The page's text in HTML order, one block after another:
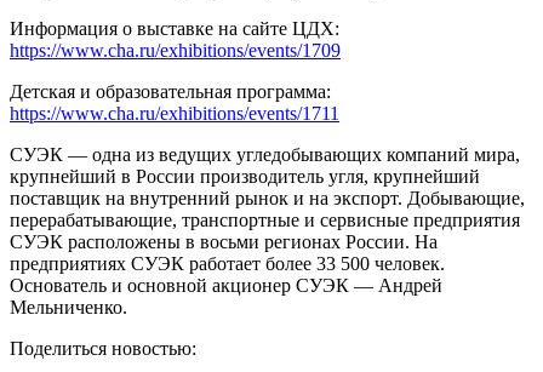
Информация о выставке на сайте ЦДХ:
https://www.cha.ru/exhibitions/events/1709
Детская и образовательная программа:
https://www.cha.ru/exhibitions/events/1711
СУЭК — одна из ведущих угледобывающих компаний мира,
крупнейший в России производитель угля, крупнейший
поставщик на внутренний рынок и на экспорт. Добывающие,
перерабатывающие, транспортные и сервисные предприятия
СУЭК расположены в восьми регионах России. На
предприятиях СУЭК работает более 33 500 человек.
Основатель и основной акционер СУЭК — Андрей
Мельниченко.
Поделиться новостью: